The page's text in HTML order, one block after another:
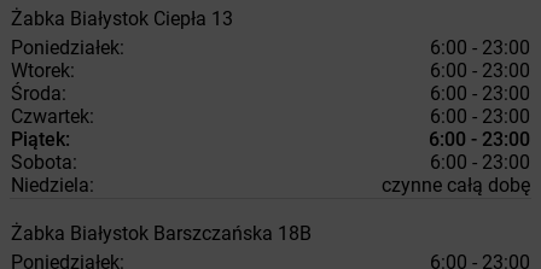
Żabka Białystok Ciepła 13
Poniedziałek:
6:00 - 23:00
Wtorek:
6:00 - 23:00
Środa:
6:00 - 23:00
Czwartek:
6:00 - 23:00
Piątek:
6:00 - 23:00
Sobota:
6:00 - 23:00
Niedziela:
czynne całą dobę
Żabka Białystok Barszczańska 18B
Poniedziałek:
6:00 - 23:00